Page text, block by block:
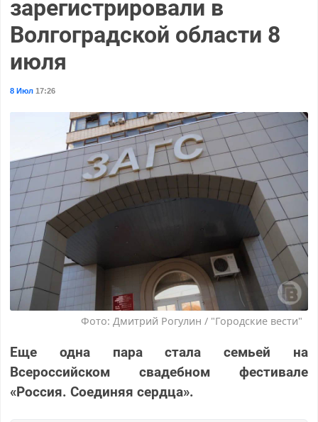
зарегистрировали в
Волгоградской области 8
июля
8 Июл17:26
Фото: Дмитрий Рогулин / "Городские вести"
Еще одна пара стала семьей на
Всероссийском свадебном фестивале
«Россия. Соединяя сердца».